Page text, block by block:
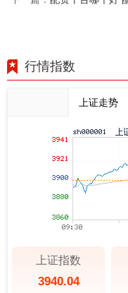
行情指数
上证走势
上证指数
3940.04